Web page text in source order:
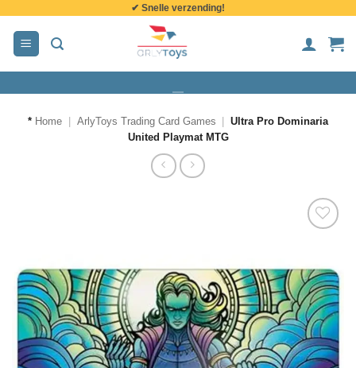
inhoud
✔ Snelle verzending!
* Home ArlyToys Trading Card Games
Ultra Pro Dominaria
United Playmat MTG